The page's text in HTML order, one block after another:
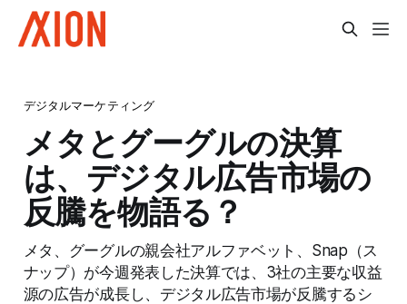
デジタルマーケティング
メタとグーグルの決算
は、デジタル広告市場の
反騰を物語る？
メタ、グーグルの親会社アルファベット、Snap（ス
ナップ）が今週発表した決算では、3社の主要な収益
源の広告が成長し、デジタル広告市場が反騰するシ